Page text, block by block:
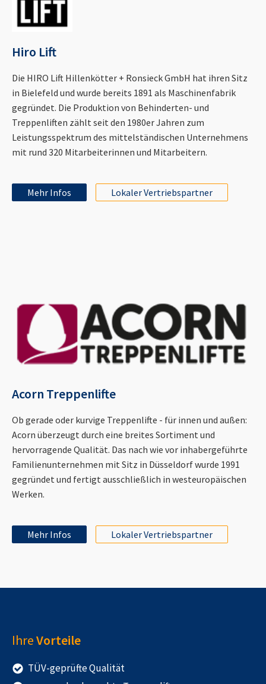
Hiro Lift
Die HIRO Lift Hillenkötter + Ronsieck GmbH hat ihren Sitz
in Bielefeld und wurde bereits 1891 als Maschinenfabrik
gegründet. Die Produktion von Behinderten- und
Treppenliften zählt seit den 1980er Jahren zum
Leistungsspektrum des mittelständischen Unternehmens
mit rund 320 Mitarbeiterinnen und Mitarbeitern.
Mehr Infos Lokaler Vertriebspartner
Acorn Treppenlifte
Ob gerade oder kurvige Treppenlifte - für innen und außen:
Acorn überzeugt durch eine breites Sortiment und
hervorragende Qualität. Das nach wie vor inhabergeführte
Familienunternehmen mit Sitz in Düsseldorf wurde 1991
gegründet und fertigt ausschließlich in westeuropäischen
Werken.
Mehr Infos Lokaler Vertriebspartner
IhreVorteile
TÜV-geprüfte Qualität